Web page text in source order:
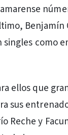
Benjamín
como
ellos que
sus
Reche y